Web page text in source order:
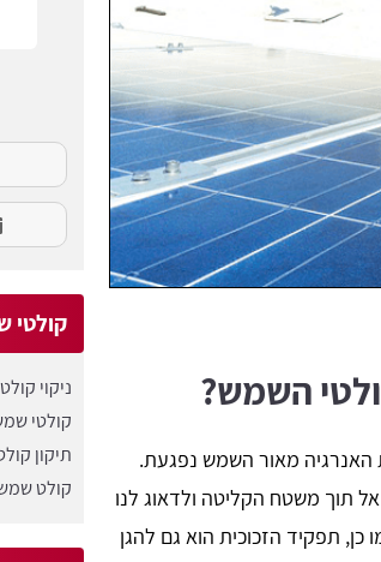
השמש?
האנרגיה מאור השמש נפגעת.
תוך משטח הקליטה ולדאוג לנו
תפקיד הזכוכית הוא גם להגן
קולטי
ניקוי
קולטי
תיקון
קולט